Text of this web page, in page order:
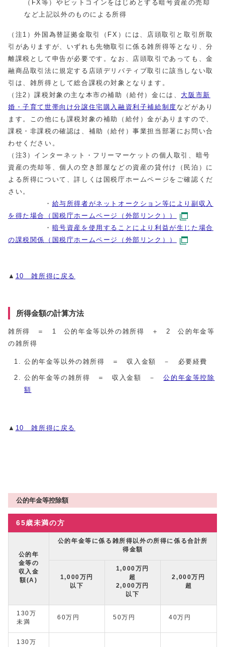
（FX等）やビットコインをはじめとする暗号資産の売却
など上記以外のものによる所得
（注1）外国為替証拠金取引（FX）には、店頭取引と取引所取
引がありますが、いずれも先物取引に係る雑所得等となり、分
離課税として申告が必要です。なお、店頭取引であっても、金
融商品取引法に規定する店頭デリバティブ取引に該当しない取
引は、雑所得として総合課税の対象となります。
（注2）課税対象の主な本市の補助（給付）金には、 大阪市新
婚・子育て世帯向け分譲住宅購入融資利子補給制度 などがあり
ます。この他にも課税対象の補助（給付）金がありますので、
課税・非課税の確認は、補助（給付）事業担当部署にお問い合
わせください。
（注3）インターネット・フリーマーケットの個人取引、暗号
資産の売却等、個人の空き部屋などの資産の貸付け（民泊）に
よる所得について、詳しくは国税庁ホームページをご確認くだ
さい。
・ 給与所得者がネットオークション等により副収入
を得た場合（国税庁ホームページ（外部リンク））
・ 暗号資産を使用することにより利益が生じた場合
の課税関係（国税庁ホームページ（外部リンク））
▲ 10 雑所得に戻る
所得金額の計算方法
雑所得 ＝ 1 公的年金等以外の雑所得 ＋ 2 公的年金等
の雑所得
公的年金等以外の雑所得 ＝ 収入金額 － 必要経費
公的年金等の雑所得 ＝ 収入金額 －公的年金等控除
額
▲ 10 雑所得に戻る
公的年金等控除額
65歳未満の方
公的年
金等の
収入金
額(A)
公的年金等に係る雑所得以外の所得に係る合計所
得金額
1,000万円
以下
1,000万円
超
2,000万円
以下
2,000万円
超
130万
未満
60万円 50万円 40万円
130万